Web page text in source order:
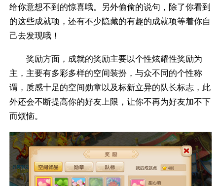
给你意想不到的惊喜哦。另外偷偷的说句，除了你看到
的这些成就项，还有不少隐藏的有趣的成就项等着你自
己去发现哦！
奖励方面，成就的奖励主要以个性炫耀性奖励为
主，主要有多彩多样的空间装扮，与众不同的个性称
谓，质感十足的空间勋章以及标新立异的队长标志，此
外还会不断提高你的好友上限，让你不再为好友加不下
而烦恼。